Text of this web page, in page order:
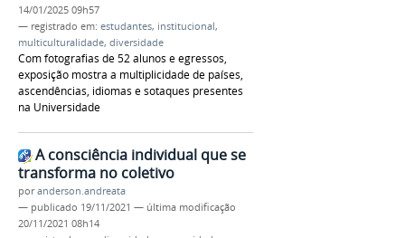
14/01/2025 09h57
— registrado em: estudantes, institucional,
multiculturalidade, diversidade
Com fotografias de 52 alunos e egressos,
exposição mostra a multiplicidade de países,
ascendências, idiomas e sotaques presentes
na Universidade
A consciência individual que se
transforma no coletivo
poranderson.andreata
— publicado 19/11/2021 — última modificação
20/11/2021 08h14